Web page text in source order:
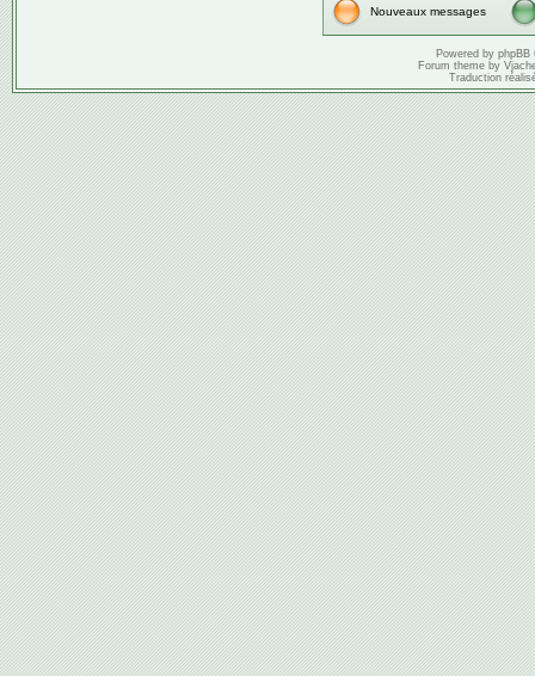
Nouveaux messages
Powered by phpBB
Forum theme by
Traduction